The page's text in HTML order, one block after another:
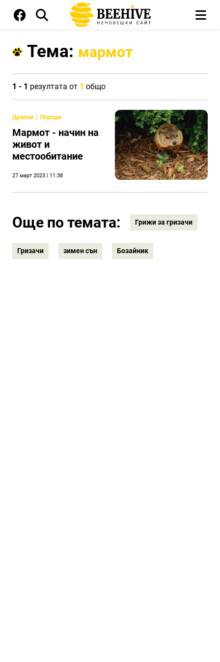
Тема: мармот
1 - 1 резултата от 1 общо
Дребни Породи
Mармот - начин на
живот и
местообитание
27 март 2023 | 11:38
Още по темата: Грижи за гризачи
Гризачи зимен сън Бозайник